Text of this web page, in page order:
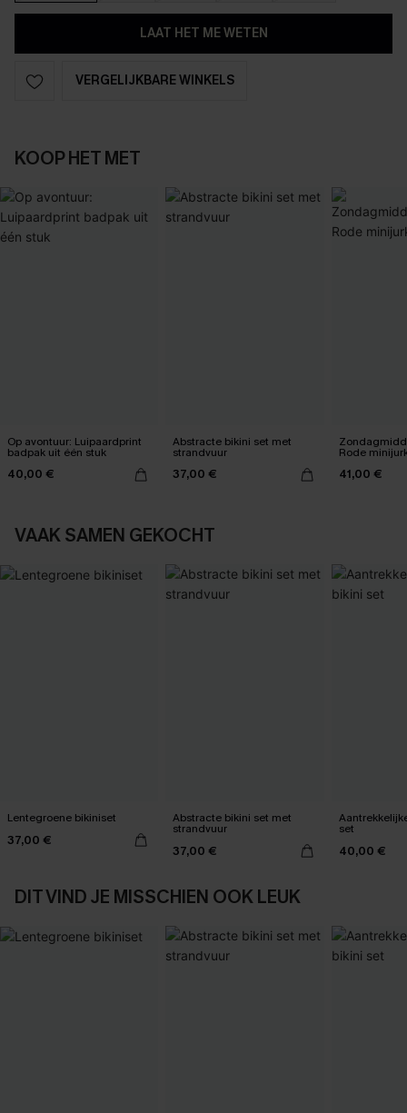
LAAT HET ME WETEN
VERGELIJKBARE WINKELS
KOOP HET MET
Op avontuur: Luipaardprint
badpak uit één stuk
40,00 €
Abstracte bikini set met
strandvuur
37,00 €
Rode
41,00 €
VAAK SAMEN GEKOCHT
Lentegroene bikiniset
37,00 €
Abstracte bikini set met
strandvuur
37,00 €
set
40,00 €
DIT VIND JE MISSCHIEN OOK LEUK